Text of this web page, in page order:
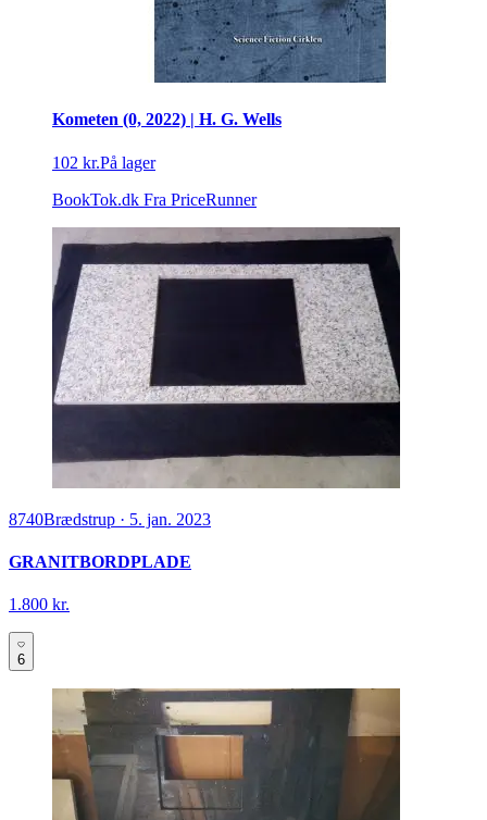
Kometen (0, 2022) | H. G. Wells
102 kr.På lager
BookTok.dk Fra PriceRunner
8740Brædstrup · 5. jan. 2023
GRANITBORDPLADE
1.800 kr.
6